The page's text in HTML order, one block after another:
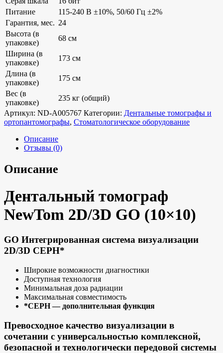
Питание
115-240 В ±10%, 50/60 Гц ±2%
Гарантия, мес. 24
Высота (в
упаковке)
68 см
Ширина (в
упаковке)
173 см
Длина (в
упаковке)
175 см
Вес (в
упаковке)
235 кг (общий)
Артикул: ND-A005767 Категории: Дентальные томографы и
ортопантомографы, Стоматологическое оборудование
Описание
Отзывы (0)
Описание
Дентальный томограф
NewTom 2D/3D GO (10×10)
GO Интегрированная система визуализации
2D/3D CEPH*
Широкие возможности диагностики
Доступная технология
Минимальная доза радиации
Максимальная совместимость
*CEPH — дополнительная функция
Превосходное качество визуализации в
сочетании с универсальностью комплексной,
безопасной и технологически передовой системы